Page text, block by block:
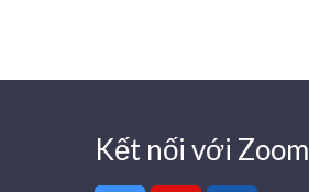
Kết nối với Zoom